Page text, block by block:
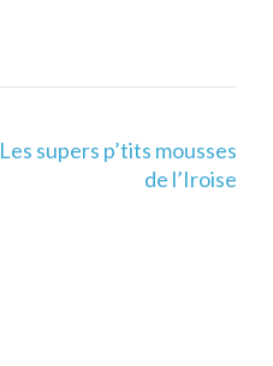
Les supers p’tits mousses
de l’Iroise